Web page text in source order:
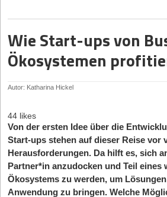
Wie Start-ups von
Ökosystemen
Autor: Katharina Hickel
44 likes
Von der ersten Idee über die
Start-ups stehen auf dieser Reise vor
Herausforderungen. Da hilft es, sich
Partner*in anzudocken und Teil eines
Ökosystems zu werden, um
Anwendung zu bringen. Welche